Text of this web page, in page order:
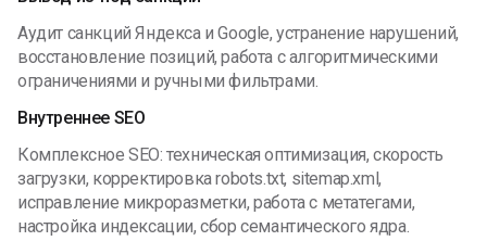
Аудит санкций Яндекса и Google, устранение нарушений,
восстановление позиций, работа с алгоритмическими
ограничениями и ручными фильтрами.
Внутреннее SEO
Комплексное SEO: техническая оптимизация, скорость
загрузки, корректировка robots.txt, sitemap.xml,
исправление микроразметки, работа с метатегами,
настройка индексации, сбор семантического ядра.